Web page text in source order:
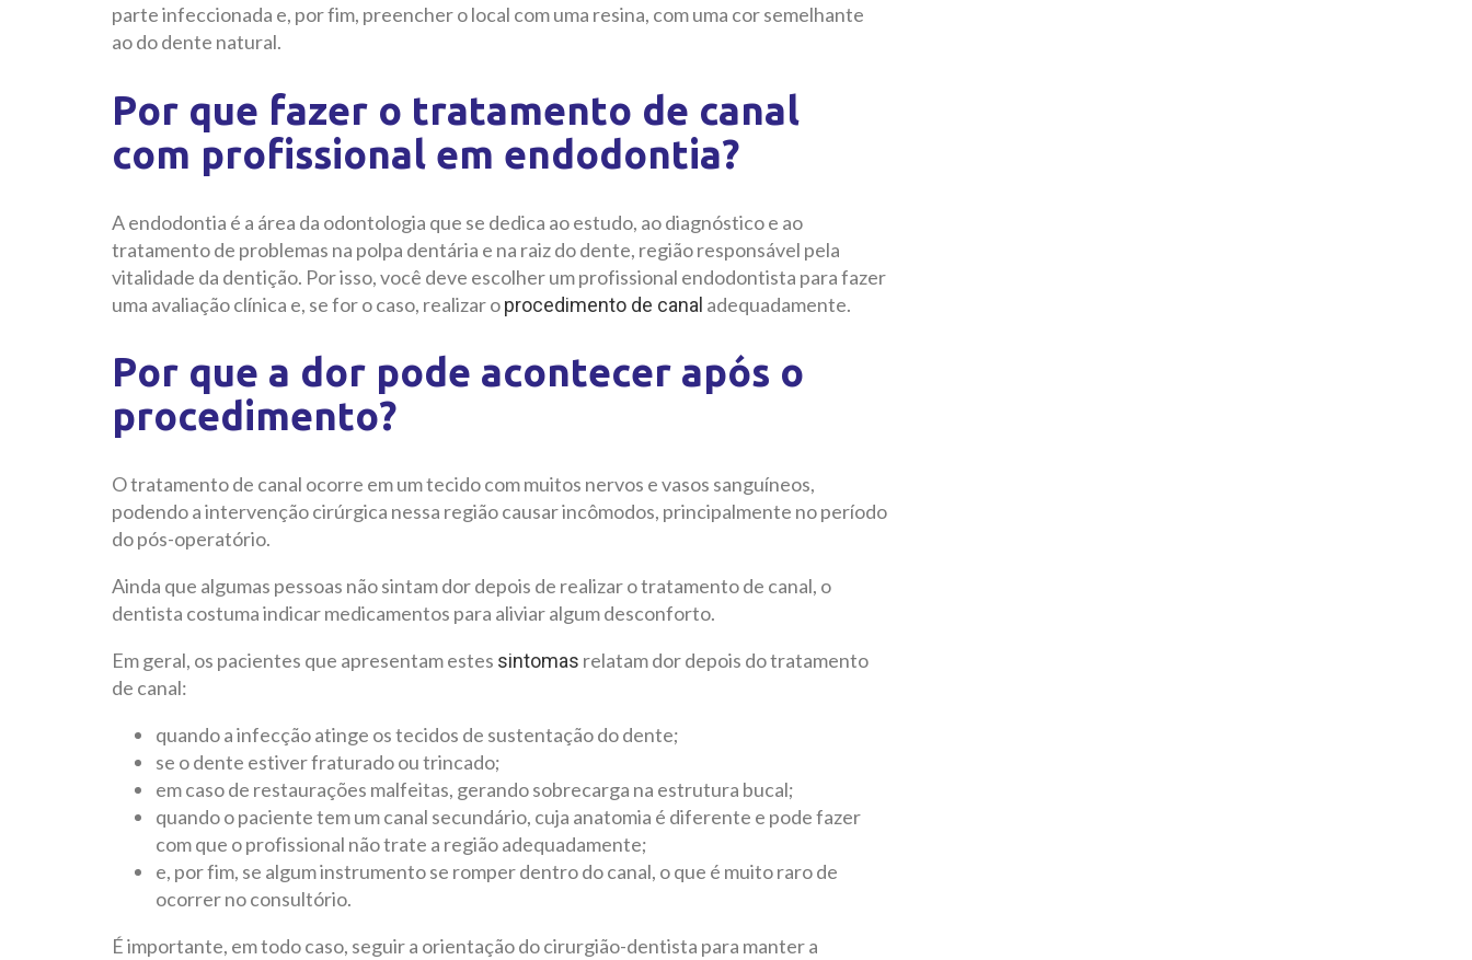
parte infeccionada e, por fim, preencher o local com uma resina, com uma cor semelhante
ao do dente natural.
Por que fazer o tratamento de canal
com profissional em endodontia?
A endodontia é a área da odontologia que se dedica ao estudo, ao diagnóstico e ao
tratamento de problemas na polpa dentária e na raiz do dente, região responsável pela
vitalidade da dentição. Por isso, você deve escolher um profissional endodontista para fazer
uma avaliação clínica e, se for o caso, realizar oprocedimento de canal adequadamente.
Por que a dor pode acontecer após o
procedimento?
O tratamento de canal ocorre em um tecido com muitos nervos e vasos sanguíneos,
podendo a intervenção cirúrgica nessa região causar incômodos, principalmente no período
do pós-operatório.
Ainda que algumas pessoas não sintam dor depois de realizar o tratamento de canal, o
dentista costuma indicar medicamentos para aliviar algum desconforto.
Em geral, os pacientes que apresentam estes sintomas relatam dor depois do tratamento
de canal:
quando a infecção atinge os tecidos de sustentação do dente;
se o dente estiver fraturado ou trincado;
em caso de restaurações malfeitas, gerando sobrecarga na estrutura bucal;
quando o paciente tem um canal secundário, cuja anatomia é diferente e pode fazer
com que o profissional não trate a região adequadamente;
e, por fim, se algum instrumento se romper dentro do canal, o que é muito raro de
ocorrer no consultório.
É importante, em todo caso, seguir a orientação do cirurgião-dentista para manter a